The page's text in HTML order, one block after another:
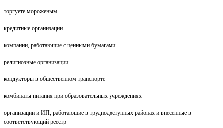
торгуете мороженым
кредитные организации
компании, работающие с ценными бумагами
религиозные организации
кондукторы в общественном транспорте
комбинаты питания при образовательных учреждениях
организации и ИП, работающие в труднодоступных районах и внесенные в
соответствующий реестр